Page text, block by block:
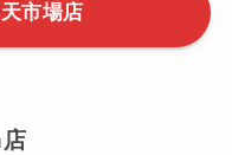
市場店